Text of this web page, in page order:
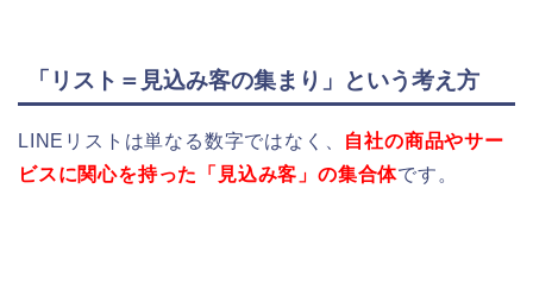
「リスト＝見込み客の集まり」という考え方
LINEリストは単なる数字ではなく、 自社の商品やサー
ビスに関心を持った「見込み客」の集合体です。